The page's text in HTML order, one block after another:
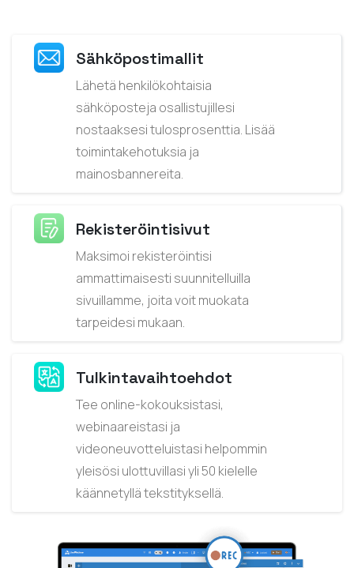
Sähköpostimallit
Lähetä henkilökohtaisia
sähköposteja osallistujillesi
nostaaksesi tulosprosenttia. Lisää
toimintakehotuksia ja
mainosbannereita.
Rekisteröintisivut
Maksimoi rekisteröintisi
ammattimaisesti suunnitelluilla
sivuillamme, joita voit muokata
tarpeidesi mukaan.
Tulkintavaihtoehdot
Tee online-kokouksistasi,
webinaareistasi ja
videoneuvotteluistasi helpommin
yleisösi ulottuvillasi yli 50 kielelle
käännetyllä tekstityksellä.